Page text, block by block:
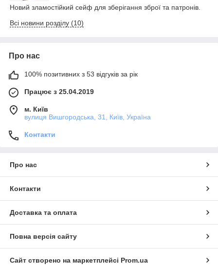
Новий зламостійкий сейф для зберігання зброї та патронів.
Всі новини розділу (10)
Про нас
100% позитивних з 53 відгуків за рік
Працює з 25.04.2019
м. Київ
вулиця Вишгородська, 31, Київ, Україна
Контакти
Про нас
Контакти
Доставка та оплата
Повна версія сайту
Сайт створено на маркетплейсі Prom.ua